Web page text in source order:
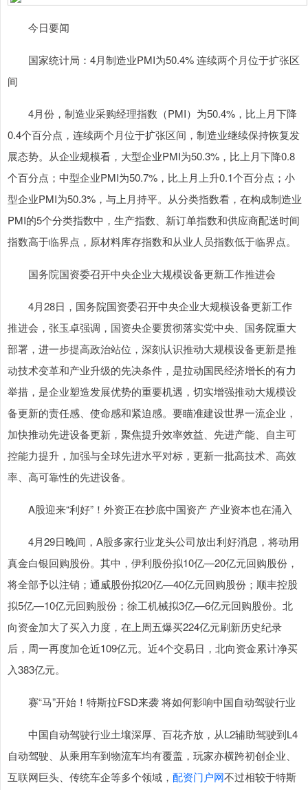
今日要闻
国家统计局：4月制造业PMI为50.4% 连续两个月位于扩张区
间
4月份，制造业采购经理指数（PMI）为50.4%，比上月下降
0.4个百分点，连续两个月位于扩张区间，制造业继续保持恢复发
展态势。从企业规模看，大型企业PMI为50.3%，比上月下降0.8
个百分点；中型企业PMI为50.7%，比上月上升0.1个百分点；小
型企业PMI为50.3%，与上月持平。从分类指数看，在构成制造业
PMI的5个分类指数中，生产指数、新订单指数和供应商配送时间
指数高于临界点，原材料库存指数和从业人员指数低于临界点。
国务院国资委召开中央企业大规模设备更新工作推进会
4月28日，国务院国资委召开中央企业大规模设备更新工作
推进会，张玉卓强调，国资央企要贯彻落实党中央、国务院重大
部署，进一步提高政治站位，深刻认识推动大规模设备更新是推
动技术变革和产业升级的先决条件，是拉动国民经济增长的有力
举措，是企业塑造发展优势的重要机遇，切实增强推动大规模设
备更新的责任感、使命感和紧迫感。要瞄准建设世界一流企业，
加快推动先进设备更新，聚焦提升效率效益、先进产能、自主可
控能力提升，加强与全球先进水平对标，更新一批高技术、高效
率、高可靠性的先进设备。
A股迎来“利好”！外资正在抄底中国资产 产业资本也在涌入
4月29日晚间，A股多家行业龙头公司放出利好消息，将动用
真金白银回购股份。其中，伊利股份拟10亿—20亿元回购股份，
将全部予以注销；通威股份拟20亿—40亿元回购股份；顺丰控股
拟5亿—10亿元回购股份；徐工机械拟3亿—6亿元回购股份。北
向资金加大了买入力度，在上周五爆买224亿元刷新历史纪录
后，周一再度加仓近109亿元。近4个交易日，北向资金累计净买
入383亿元。
赛“马”开始！特斯拉FSD来袭 将如何影响中国自动驾驶行业
中国自动驾驶行业土壤深厚、百花齐放，从L2辅助驾驶到L4
自动驾驶、从乘用车到物流车均有覆盖，玩家亦横跨初创企业、
互联网巨头、传统车企等多个领域， 配资门户网不过相较于特斯